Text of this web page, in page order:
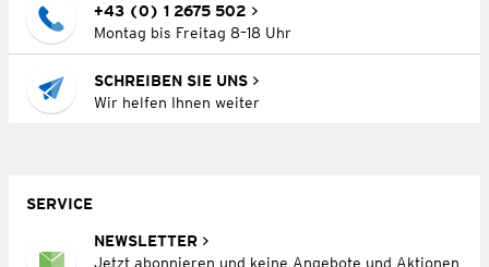
+43 (0) 1 2675 502
Montag bis Freitag 8–18 Uhr
SCHREIBEN SIE UNS
Wir helfen Ihnen weiter
SERVICE
NEWSLETTER
Jetzt abonnieren und keine Angebote und Aktionen